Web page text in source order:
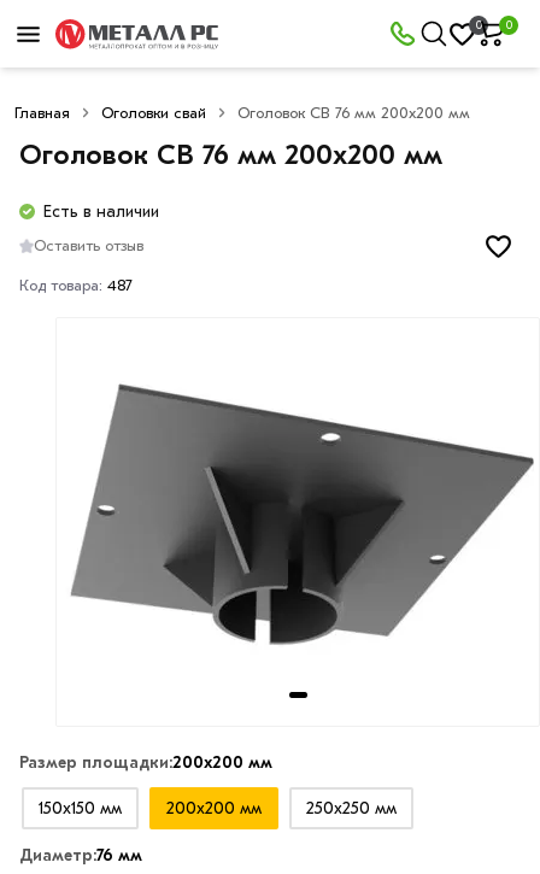
0 0
Главная Оголовки свай Оголовок СВ 76 мм 200х200 мм
Оголовок СВ 76 мм 200х200 мм
Есть в наличии
Оставить отзыв
Код товара: 487
Размер площадки:200х200 мм
150х150 мм 200х200 мм 250х250 мм
Диаметр:76 мм